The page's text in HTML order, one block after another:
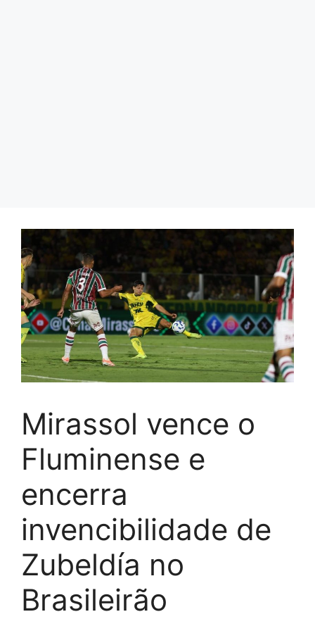
Mirassol vence o
Fluminense e
encerra
invencibilidade de
Zubeldía no
Brasileirão